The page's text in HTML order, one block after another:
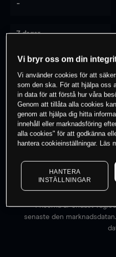
-
7 dagar
0% av kunderna
instrument
Börja
Priserna är endast
senaste den marknadsdatan.
Vi bryr oss om din
Vi använder cookies för att
som den ska. För att hjälpa oss
in data för att förstå hur våra
Genom att tillåta alla cookies
genom att hjälpa dig hitta
innehåll eller marknadsföring
alla cookies" för att godkänna
hantera cookieinställningar. Läs
HANTERA
INSTÄLLNINGAR